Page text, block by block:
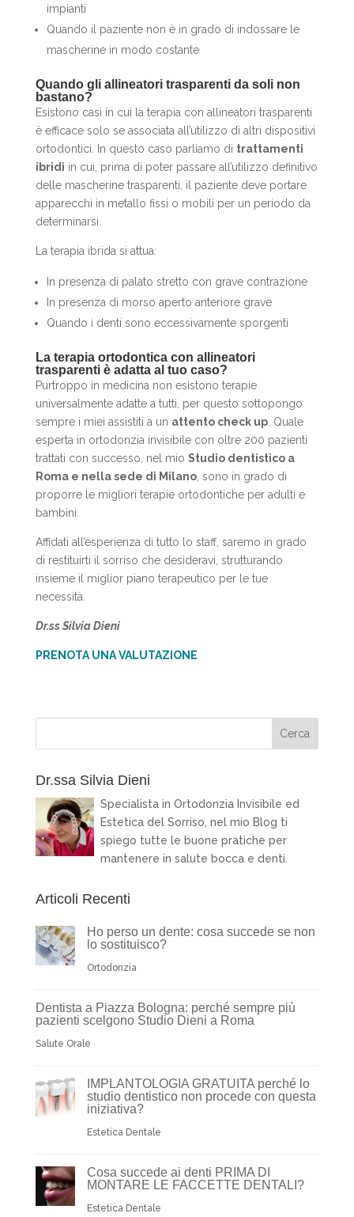
impianti
Quando il paziente non è in grado di indossare le
mascherine in modo costante
Quando gli allineatori trasparenti da soli non
bastano?
Esistono casi in cui la terapia con allineatori trasparenti
è efficace solo se associata all’utilizzo di altri dispositivi
ortodontici. In questo caso parliamo di trattamenti
ibridi in cui, prima di poter passare all’utilizzo definitivo
delle mascherine trasparenti, il paziente deve portare
apparecchi in metallo fissi o mobili per un periodo da
determinarsi.
La terapia ibrida si attua:
In presenza di palato stretto con grave contrazione
In presenza di morso aperto anteriore grave
Quando i denti sono eccessivamente sporgenti
La terapia ortodontica con allineatori
trasparenti è adatta al tuo caso?
Purtroppo in medicina non esistono terapie
universalmente adatte a tutti, per questo sottopongo
sempre i miei assistiti a un attento check up. Quale
esperta in ortodonzia invisibile con oltre 200 pazienti
trattati con successo, nel mio Studio dentistico a
Roma e nella sede di Milano, sono in grado di
proporre le migliori terapie ortodontiche per adulti e
bambini.
Affidati all’esperienza di tutto lo staff, saremo in grado
di restituirti il sorriso che desideravi, strutturando
insieme il miglior piano terapeutico per le tue
necessità.
Dr.ss Silvia Dieni
PRENOTA UNA VALUTAZIONE
Dr.ssa Silvia Dieni
Specialista in Ortodonzia Invisibile ed
Estetica del Sorriso, nel mio Blog ti
spiego tutte le buone pratiche per
mantenere in salute bocca e denti.
Articoli Recenti
Ho perso un dente: cosa succede se non
lo sostituisco?
Ortodonzia
Dentista a Piazza Bologna: perché sempre più
pazienti scelgono Studio Dieni a Roma
Salute Orale
IMPLANTOLOGIA GRATUITA perché lo
studio dentistico non procede con questa
iniziativa?
Estetica Dentale
Cosa succede ai denti PRIMA DI
MONTARE LE FACCETTE DENTALI?
Estetica Dentale